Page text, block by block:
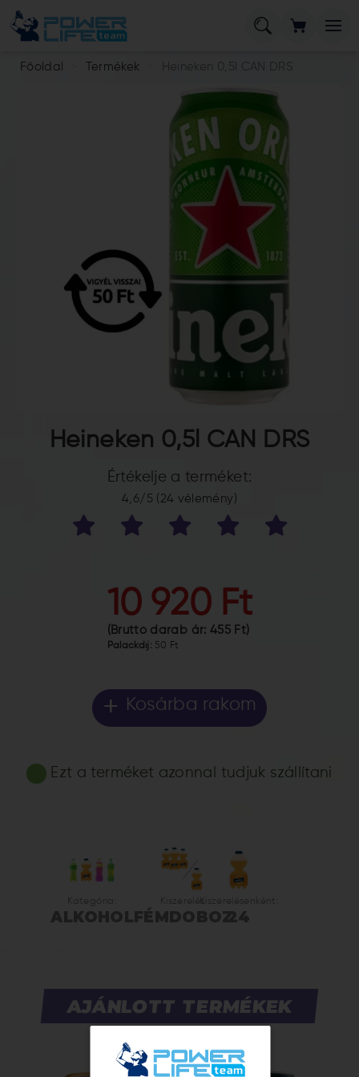
Főoldal Termékek Heineken 0,5l CAN DRS
Heineken 0,5l CAN DRS
Értékelje a terméket:
4,6/5 (24 vélemény)
10 920 Ft
(Bruttó darab ár: 455 Ft)
Palackdíj: 50 Ft
+ Kosárba rakom
Ezt a terméket azonnal tudjuk szállítani
Kategória:
ALKOHOL
Kiszerelés:
FÉMDOBOZ
Kiszerelésenként:
24
AJÁNLOTT TERMÉKEK